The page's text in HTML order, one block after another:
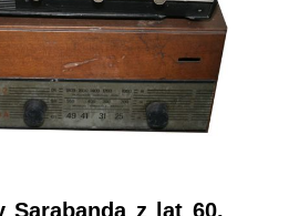
Sarabanda z lat 60,